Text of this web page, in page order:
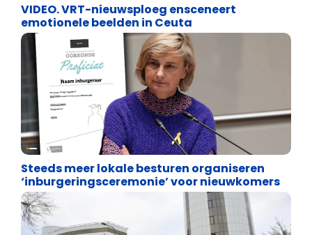
VIDEO. VRT-nieuwsploeg ensceneert
emotionele beelden in Ceuta
Binnenland politiek
Steeds meer lokale besturen organiseren
‘inburgeringsceremonie’ voor nieuwkomers